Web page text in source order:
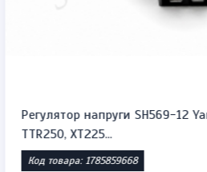
Підшипник бендикса,
мотоцикла Y...
Код товара: 1785857421